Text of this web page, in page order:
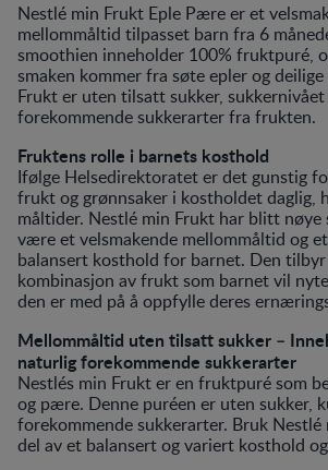
Nestlé min Frukt Eple Pære er et
mellommåltid tilpasset barn fra 6
smoothien inneholder 100% fruktpuré,
smaken kommer fra søte epler og
Frukt er uten tilsatt sukker,
forekommende sukkerarter fra frukten.
Fruktens rolle i barnets kosthold
Ifølge Helsedirektoratet er det gunstig
frukt og grønnsaker i kostholdet daglig,
måltider. Nestlé min Frukt har blitt nøye
være et velsmakende mellommåltid og
balansert kosthold for barnet. Den
kombinasjon av frukt som barnet vil
den er med på å oppfylle deres
Mellommåltid uten tilsatt sukker –
naturlig forekommende sukkerarter
Nestlés min Frukt er en fruktpuré som
og pære. Denne puréen er uten sukker,
forekommende sukkerarter. Bruk Nestlé
del av et balansert og variert kosthold